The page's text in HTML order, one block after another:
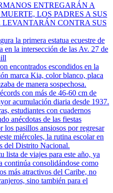
ENTREGARÁN A
LOS PADRES A SUS
LEVANTARÁN CONTRA SUS
la primera estatua ecuestre de
en la intersección de las Av. 27 de
encontrados escondidos en la
marca Kia, color blanco, placa
de manera sospechosa.
con más de 46-60 cm de
acumulación diaria desde 1937.
estudiantes con cuadernos
anécdotas de las fiestas
los pasillos ansiosos por regresar
miércoles, la rutina escolar en
del Distrito Nacional.
lista de viajes para este año, ya
continúa consolidándose como
más atractivos del Caribe, no
sino también para el